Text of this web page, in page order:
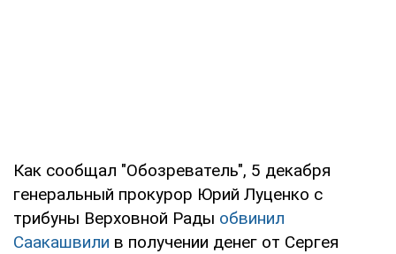
Как сообщал "Обозреватель", 5 декабря
генеральный прокурор Юрий Луценко с
трибуны Верховной Рады обвинил
Саакашвили в получении денег от Сергея